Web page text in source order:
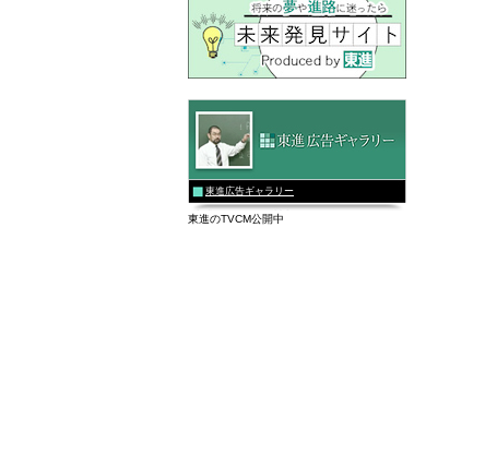
東進広告ギャラリー
東進のTVCM公開中